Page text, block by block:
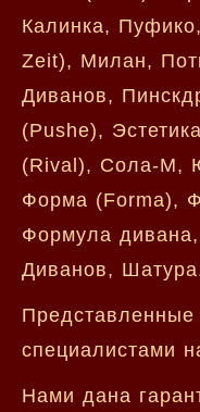
Калинка,
Zeit), Милан,
Диванов,
(Pushe),
(Rival), Сола-М,
Форма (Forma),
Формула
Диванов,
специалистами
Нами дана